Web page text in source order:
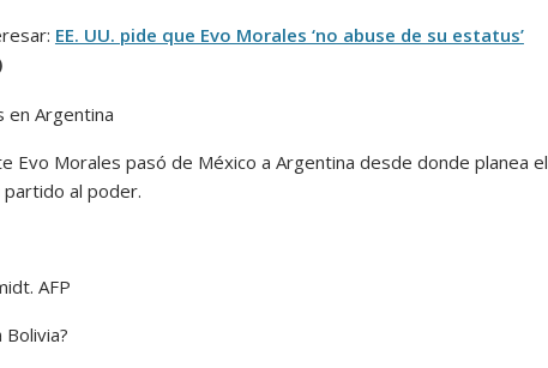
EE. UU. pide que Evo Morales ‘no abuse de su estatus’
Evo Morales pasó de México a Argentina desde donde planea el
al poder.
AFP
Bolivia?